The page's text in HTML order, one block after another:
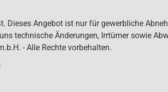
Dieses Angebot ist nur für gewerbliche
technische Änderungen, Irrtümer sowie
- Alle Rechte vorbehalten.